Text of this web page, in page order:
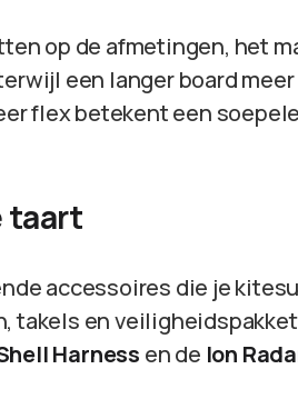
op de afmetingen, het
een langer board
flex betekent een
taart
accessoires die je
takels en
Harness en de Ion